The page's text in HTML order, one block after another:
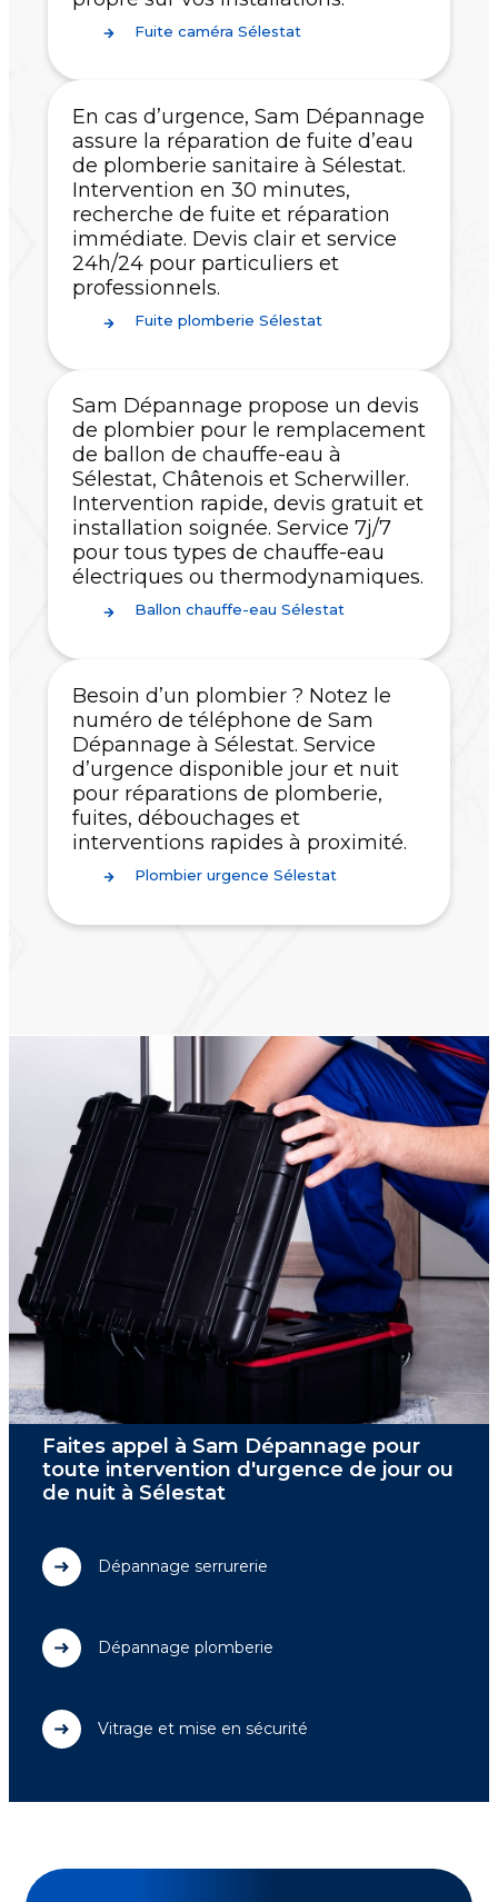
Fuite caméra Sélestat
En cas d’urgence, Sam Dépannage
assure la réparation de fuite d’eau
de plomberie sanitaire à Sélestat.
Intervention en 30 minutes,
recherche de fuite et réparation
immédiate. Devis clair et service
24h/24 pour particuliers et
professionnels.
Fuite plomberie Sélestat
Sam Dépannage propose un devis
de plombier pour le remplacement
de ballon de chauffe-eau à
Sélestat, Châtenois et Scherwiller.
Intervention rapide, devis gratuit et
installation soignée. Service 7j/7
pour tous types de chauffe-eau
électriques ou thermodynamiques.
Ballon chauffe-eau Sélestat
Besoin d’un plombier ? Notez le
numéro de téléphone de Sam
Dépannage à Sélestat. Service
d’urgence disponible jour et nuit
pour réparations de plomberie,
fuites, débouchages et
interventions rapides à proximité.
Plombier urgence Sélestat
Faites appel à Sam Dépannage pour
toute intervention d'urgence de jour ou
de nuit à Sélestat
Dépannage serrurerie
Dépannage plomberie
Vitrage et mise en sécurité